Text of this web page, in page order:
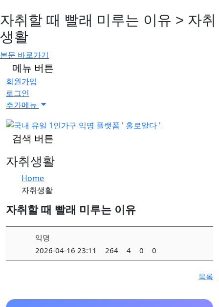
자취할 때 빨래 미루는 이유 > 자취
생활
본문 바로가기
메뉴 버튼
회원가입
로그인
추가메뉴
검색 버튼
자취생활
Home
자취생활
자취할 때 빨래 미루는 이유
익명
2026-04-16 23:11
264 4 0 0
목록